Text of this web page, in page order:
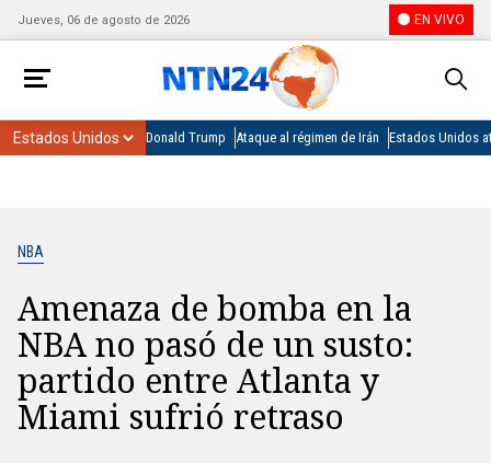
Jueves, 06 de agosto de 2026 EN VIVO
Donald Trump Ataque al régimen de Irán Estados Unidos
NBA
Amenaza de bomba en la
NBA no pasó de un susto:
partido entre Atlanta y
Miami sufrió retraso